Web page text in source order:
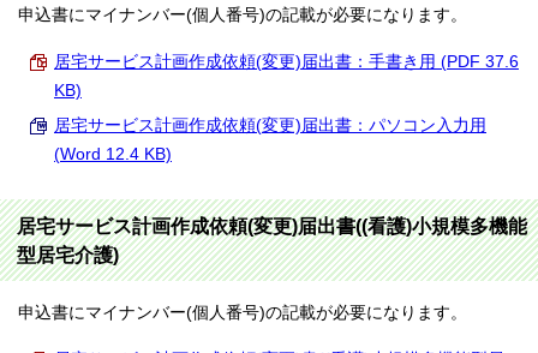
申込書にマイナンバー(個人番号)の記載が必要になります。
居宅サービス計画作成依頼(変更)届出書：手書き用 (PDF 37.6
KB)
居宅サービス計画作成依頼(変更)届出書：パソコン入力用
(Word 12.4 KB)
居宅サービス計画作成依頼(変更)届出書((看護)小規模多機能
型居宅介護)
申込書にマイナンバー(個人番号)の記載が必要になります。